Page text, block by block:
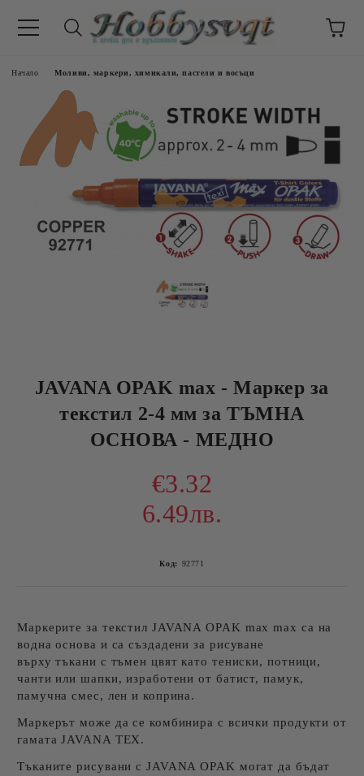
Начало Моливи, маркери, химикали, пастели и восъци
JAVANA OPAK max - Маркер за
текстил 2-4 мм за ТЪМНА
ОСНОВА - МЕДНО
€3.32
6.49лв.
Код: 92771
Маркерите за текстил JAVANA OPAK max max са на
водна основа и са създадени за рисуване
върху тъкани с тъмен цвят като тениски, потници,
чанти или шапки, изработени от батист, памук,
памучна смес, лен и коприна.
Маркерът може да се комбинира с всички продукти от
гамата JAVANA TEX.
Тъканите рисувани с JAVANA OPAK могат да бъдат